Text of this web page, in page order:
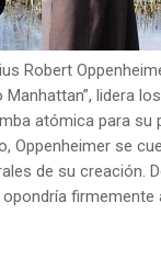
Robert
lidera
atómica para su
Oppenheimer se
de su creación.
firmemente